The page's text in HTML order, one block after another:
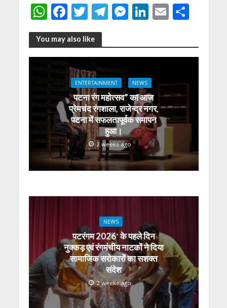
W
h
at
s
p
F
ac
e
b
o
o
k
T
w
itt
er
T
e
gr
a
m
M
ss
e
n
g
er
Li
k
e
dI
n
E
ai
l
S
ar
e
You may also like
ENTERTAINMENT NEWS
पटना रंग महोत्सव” का आज
प्रेमचंद रंगशाला, राजेन्द्र नगर,
पटना में सफलतापूर्वक समापन
हुआ।
2 weeks ago
NEWS
पटरंगम 2026′ के पहले दिन
नुक्कड़ एवं रंगमंचीय नाटकों ने दिया
सामाजिक सरोकारों का सशक्त
संदेश
2 weeks ago